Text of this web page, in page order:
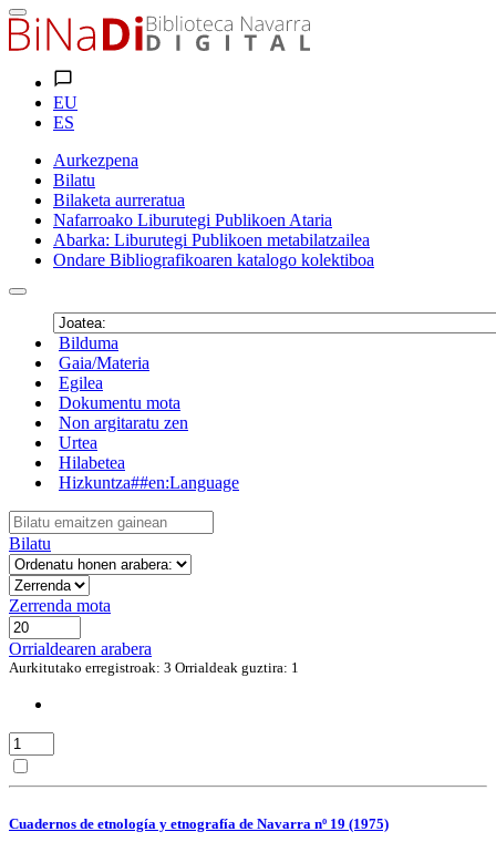
EU
ES
Aurkezpena
Bilatu
Bilaketa aurreratua
Nafarroako Liburutegi Publikoen Ataria
Abarka: Liburutegi Publikoen metabilatzailea
Ondare Bibliografikoaren katalogo kolektiboa
Bilduma
Gaia/Materia
Egilea
Dokumentu mota
Non argitaratu zen
Urtea
Hilabetea
Hizkuntza##en:Language
Bilatu
Zerrenda mota
Orrialdearen arabera
Aurkitutako erregistroak: 3 Orrialdeak guztira: 1
Cuadernos de etnología y etnografía de Navarra nº 19 (1975)